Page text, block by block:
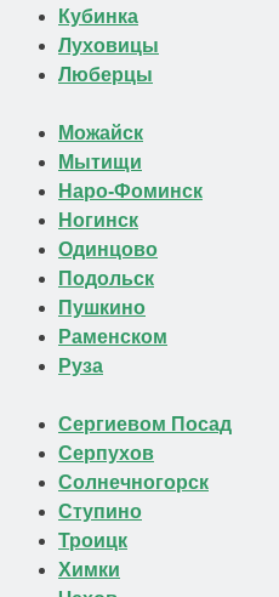
Кубинка
Луховицы
Люберцы
Можайск
Мытищи
Наро-Фоминск
Ногинск
Одинцово
Подольск
Пушкино
Раменском
Руза
Сергиевом Посад
Серпухов
Солнечногорск
Ступино
Троицк
Химки